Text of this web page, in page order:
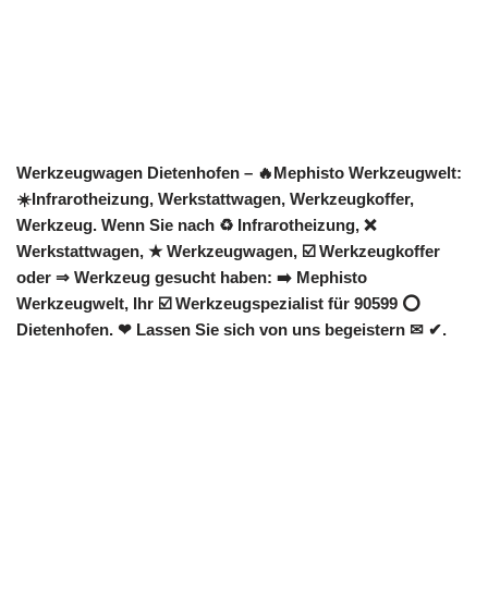
Werkzeugwagen Dietenhofen – 🔥Mephisto Werkzeugwelt:
☀️Infrarotheizung, Werkstattwagen, Werkzeugkoffer,
Werkzeug. Wenn Sie nach ♻ Infrarotheizung, ❌
Werkstattwagen, ★ Werkzeugwagen, ☑️ Werkzeugkoffer
oder ⇒ Werkzeug gesucht haben: ➡️ Mephisto
Werkzeugwelt, Ihr ☑️ Werkzeugspezialist für 90599 ⭕
Dietenhofen. ❤ Lassen Sie sich von uns begeistern ✉ ✔.